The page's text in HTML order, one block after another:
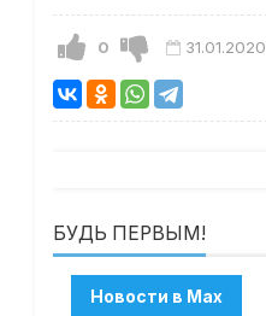
0 31.01.2020
БУДЬ ПЕРВЫМ!